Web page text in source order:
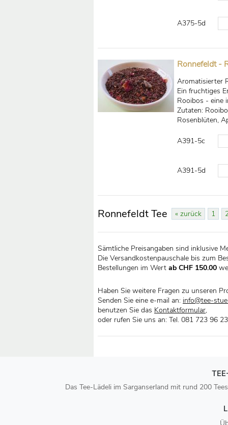
A375-5d
Ronnefeldt -
Aromatisierter
Ein fruchtiges
Rooibos - eine
Zutaten:
Rosenblüten,
A391-5c
A391-5d
Ronnefeldt Tee « zurück 1
Sämtliche Preisangaben sind inklusive
Die Versandkostenpauschale bis zum
Bestellungen im Wert ab CHF 150.00
Haben Sie weitere Fragen zu unseren
Senden Sie eine e-mail an: info@tee-
benutzen Sie das Kontaktformular,
oder rufen Sie uns an: Tel. 081 723 96 23
Das Tee-Lädeli im Sarganserland mit rund 200